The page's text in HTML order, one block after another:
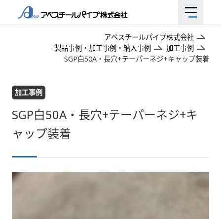
アベスチールパイプ株式会社
製品事例・加工事例・納入事例
加工事例
SGP白50A・長穴+テーパーネジ+キャップ装着
加工事例
SGP白50A・長穴+テーパーネジ+キ
ャップ装着